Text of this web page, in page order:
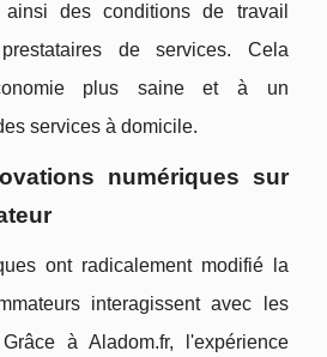
ainsi des conditions de travail
de services. Cela
plus saine et à un
services à domicile.
numériques sur
ont radicalement modifié la
interagissent avec les
à Aladom.fr, l'expérience